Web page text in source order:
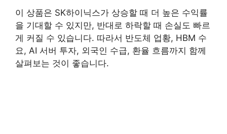
이 상품은 SK하이닉스가 상승할 때 더 높은 수익률
을 기대할 수 있지만, 반대로 하락할 때 손실도 빠르
게 커질 수 있습니다. 따라서 반도체 업황, HBM 수
요, AI 서버 투자, 외국인 수급, 환율 흐름까지 함께
살펴보는 것이 좋습니다.